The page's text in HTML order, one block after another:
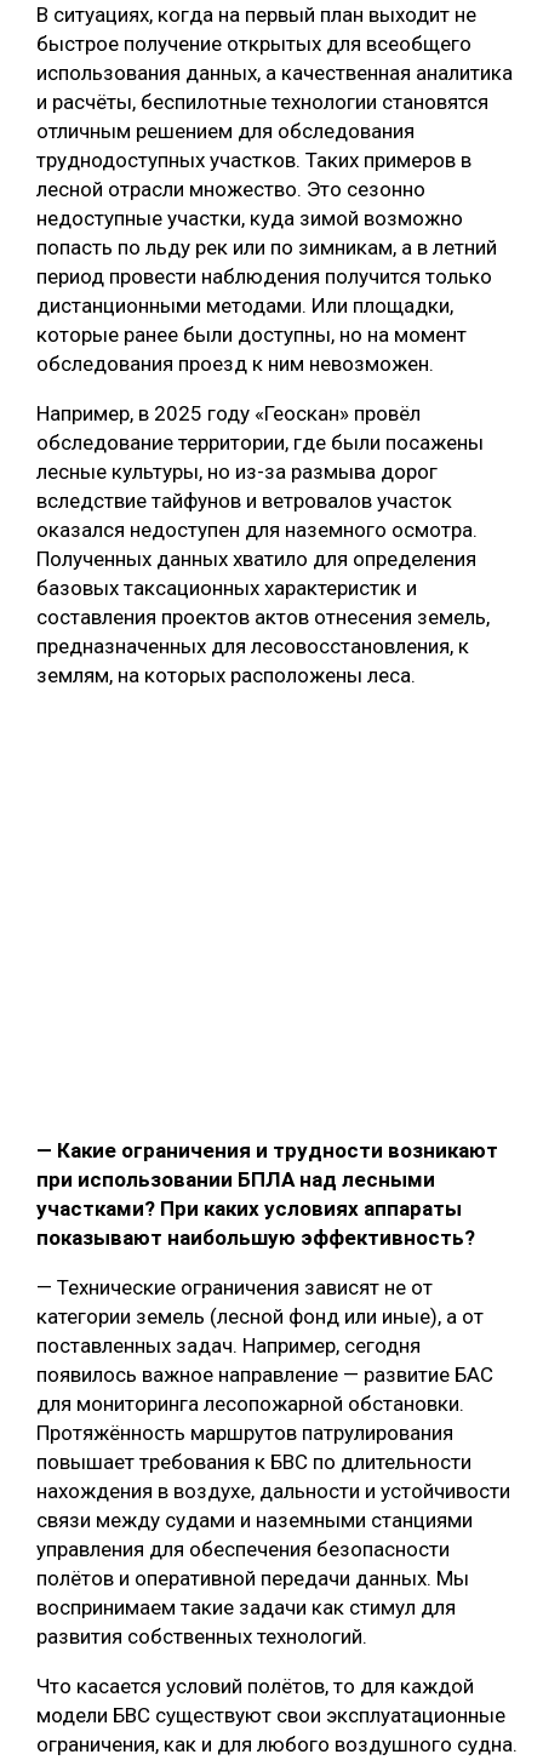
В ситуациях, когда на первый план выходит не
быстрое получение открытых для всеобщего
использования данных, а качественная аналитика
и расчёты, беспилотные технологии становятся
отличным решением для обследования
труднодоступных участков. Таких примеров в
лесной отрасли множество. Это сезонно
недоступные участки, куда зимой возможно
попасть по льду рек или по зимникам, а в летний
период провести наблюдения получится только
дистанционными методами. Или площадки,
которые ранее были доступны, но на момент
обследования проезд к ним невозможен.
Например, в 2025 году «Геоскан» провёл
обследование территории, где были посажены
лесные культуры, но из-за размыва дорог
вследствие тайфунов и ветровалов участок
оказался недоступен для наземного осмотра.
Полученных данных хватило для определения
базовых таксационных характеристик и
составления проектов актов отнесения земель,
предназначенных для лесовосстановления, к
землям, на которых расположены леса.
— Какие ограничения и трудности возникают
при использовании БПЛА над лесными
участками? При каких условиях аппараты
показывают наибольшую эффективность?
— Технические ограничения зависят не от
категории земель (лесной фонд или иные), а от
поставленных задач. Например, сегодня
появилось важное направление — развитие БАС
для мониторинга лесопожарной обстановки.
Протяжённость маршрутов патрулирования
повышает требования к БВС по длительности
нахождения в воздухе, дальности и устойчивости
связи между судами и наземными станциями
управления для обеспечения безопасности
полётов и оперативной передачи данных. Мы
воспринимаем такие задачи как стимул для
развития собственных технологий.
Что касается условий полётов, то для каждой
модели БВС существуют свои эксплуатационные
ограничения, как и для любого воздушного судна.